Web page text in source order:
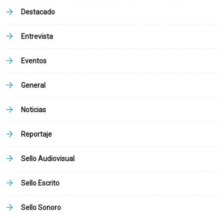
Destacado
Entrevista
Eventos
General
Noticias
Reportaje
Sello Audiovisual
Sello Escrito
Sello Sonoro